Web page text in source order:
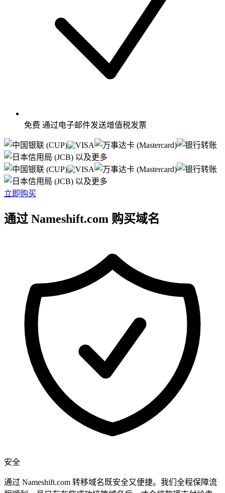
免费 通过电子邮件发送增值税发票
以及更多
以及更多
立即购买
通过 Nameshift.com 购买域名
安全
通过 Nameshift.com 转移域名既安全又便捷。我们全程保障流